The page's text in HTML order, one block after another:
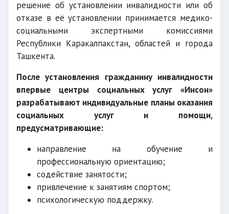
решение об установлении инвалидности или об
отказе в её установлении принимается медико-
социальными экспертными комиссиями
Республики Каракалпакстан, областей и города
Ташкента.
После установления гражданину инвалидности
впервые центры социальных услуг «Инсон»
разрабатывают индивидуальные планы оказания
социальных услуг и помощи,
предусматривающие:
направление на обучение и
профессиональную ориентацию;
содействие занятости;
привлечение к занятиям спортом;
психологическую поддержку.